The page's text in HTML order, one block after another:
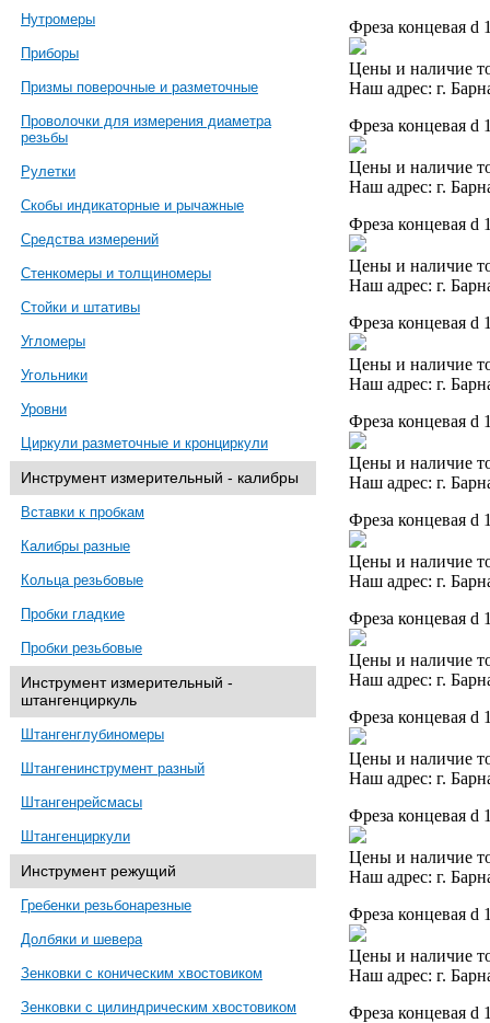
Нутромеры
Приборы
Призмы поверочные и разметочные
Проволочки для измерения диаметра
резьбы
Рулетки
Скобы индикаторные и рычажные
Средства измерений
Стенкомеры и толщиномеры
Стойки и штативы
Угломеры
Угольники
Уровни
Циркули разметочные и кронциркули
Инструмент измерительный - калибры
Вставки к пробкам
Калибры разные
Кольца резьбовые
Пробки гладкие
Пробки резьбовые
Инструмент измерительный -
штангенциркуль
Штангенглубиномеры
Штангенинструмент разный
Штангенрейсмасы
Штангенциркули
Инструмент режущий
Гребенки резьбонарезные
Долбяки и шевера
Зенковки с коническим хвостовиком
Зенковки с цилиндрическим хвостовиком
Фреза концевая
Цены и наличие
Наш адрес: г.
Фреза концевая
Цены и наличие
Наш адрес: г.
Фреза концевая
Цены и наличие
Наш адрес: г.
Фреза концевая
Цены и наличие
Наш адрес: г.
Фреза концевая
Цены и наличие
Наш адрес: г.
Фреза концевая
Цены и наличие
Наш адрес: г.
Фреза концевая
Цены и наличие
Наш адрес: г.
Фреза концевая
Цены и наличие
Наш адрес: г.
Фреза концевая
Цены и наличие
Наш адрес: г.
Фреза концевая
Цены и наличие
Наш адрес: г.
Фреза концевая